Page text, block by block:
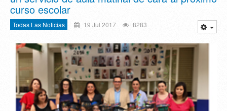
curso escolar
Todas Las Noticias 19 Jul 2017 8283